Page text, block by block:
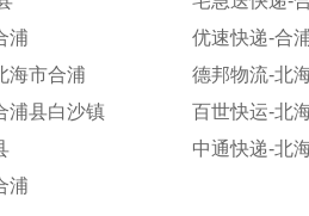
浦
优速快递-合
海市合浦
德邦物流-北
浦县白沙镇
百世快运-北
中通快递-北
浦